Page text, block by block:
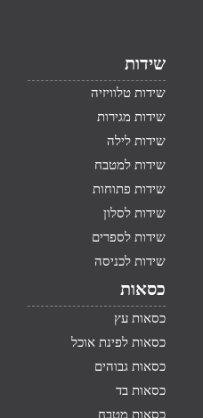
שידות
שידות טלוויזיה
שידות מגירות
שידות לילה
שידות למטבח
שידות פתוחות
שידות לסלון
שידות לספרים
שידות לכניסה
כסאות
כסאות עץ
כסאות לפינת אוכל
כסאות גבוהים
כסאות בד
כסאות מטבח